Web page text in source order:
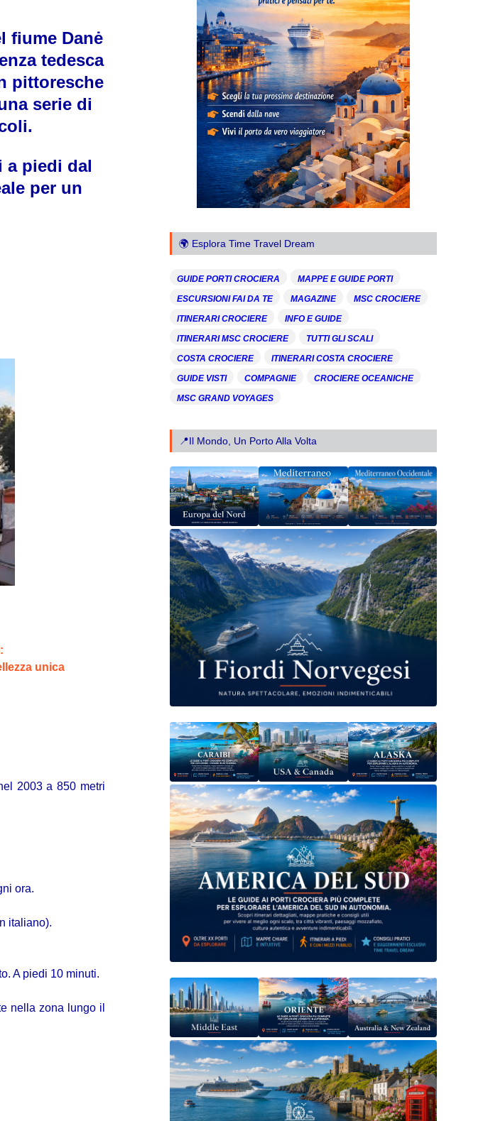
fiume Danė
tedesca
pittoresche
serie di
a piedi dal
per un
unica
2003 a 850 metri
ora.
italiano).
A piedi 10 minuti.
nella zona lungo il
🌍 Esplora Time Travel Dream
GUIDE PORTI CROCIERA
MAPPE E GUIDE PORTI
ESCURSIONI FAI DA TE
MAGAZINE
MSC CROCIERE
ITINERARI CROCIERE
INFO E GUIDE
ITINERARI MSC CROCIERE
TUTTI GLI SCALI
COSTA CROCIERE
ITINERARI COSTA CROCIERE
GUIDE VISTI
COMPAGNIE
CROCIERE OCEANICHE
MSC GRAND VOYAGES
📍Il Mondo, Un Porto Alla Volta